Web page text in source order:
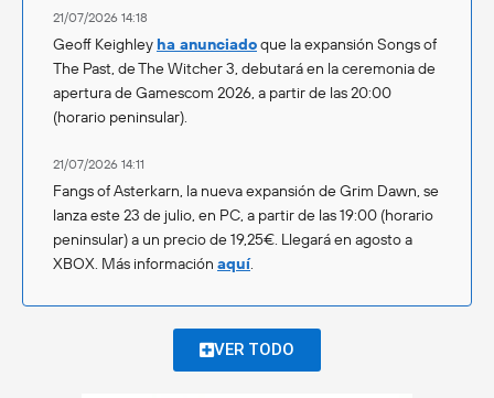
21/07/2026 14:18
Geoff Keighley ha anunciadoque la expansión Songs of
The Past, de The Witcher 3, debutará en la ceremonia de
apertura de Gamescom 2026, a partir de las 20:00
(horario peninsular).
21/07/2026 14:11
Fangs of Asterkarn, la nueva expansión de Grim Dawn, se
lanza este 23 de julio, en PC, a partir de las 19:00 (horario
peninsular) a un precio de 19,25€. Llegará en agosto a
XBOX. Más información aquí.
VER TODO